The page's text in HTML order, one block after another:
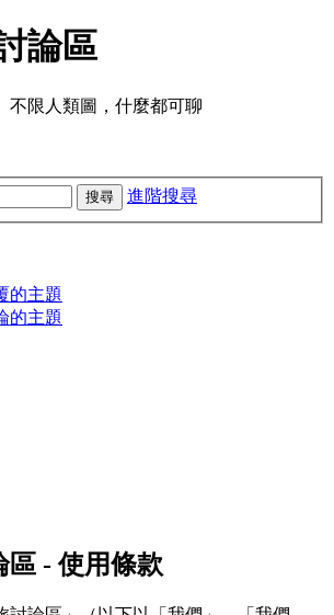
論區
不限人類圖，什麼都可聊
搜尋 進階搜尋
的主題
的主題
區 - 使用條款